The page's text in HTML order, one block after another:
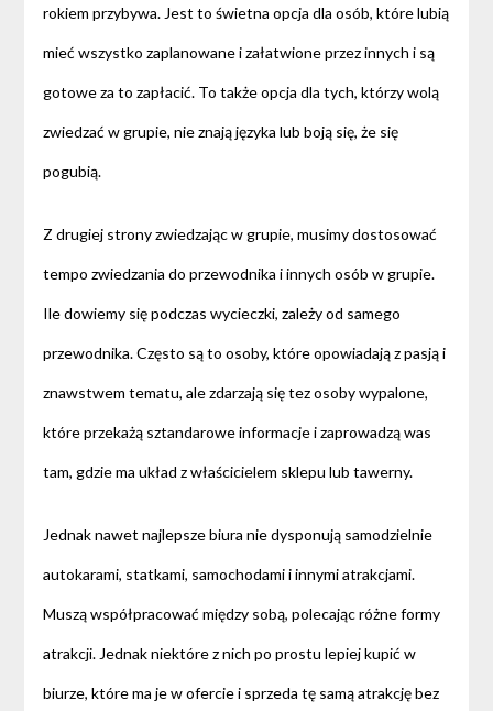
rokiem przybywa. Jest to świetna opcja dla osób, które lubią
mieć wszystko zaplanowane i załatwione przez innych i są
gotowe za to zapłacić. To także opcja dla tych, którzy wolą
zwiedzać w grupie, nie znają języka lub boją się, że się
pogubią.
Z drugiej strony zwiedzając w grupie, musimy dostosować
tempo zwiedzania do przewodnika i innych osób w grupie.
Ile dowiemy się podczas wycieczki, zależy od samego
przewodnika. Często są to osoby, które opowiadają z pasją i
znawstwem tematu, ale zdarzają się tez osoby wypalone,
które przekażą sztandarowe informacje i zaprowadzą was
tam, gdzie ma układ z właścicielem sklepu lub tawerny.
Jednak nawet najlepsze biura nie dysponują samodzielnie
autokarami, statkami, samochodami i innymi atrakcjami.
Muszą współpracować między sobą, polecając różne formy
atrakcji. Jednak niektóre z nich po prostu lepiej kupić w
biurze, które ma je w ofercie i sprzeda tę samą atrakcję bez